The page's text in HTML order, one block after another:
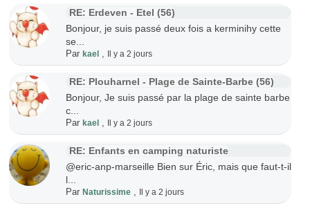
RE: Erdeven - Etel (56)
Bonjour, je suis passé deux fois a kerminihy cette
se...
Par kael, Il y a 2 jours
RE: Plouharnel - Plage de Sainte-Barbe (56)
Bonjour, Je suis passé par la plage de sainte barbe
c...
Par kael, Il y a 2 jours
RE: Enfants en camping naturiste
@eric-anp-marseille Bien sur Éric, mais que faut-t-il
l...
Par Naturissime, Il y a 2 jours